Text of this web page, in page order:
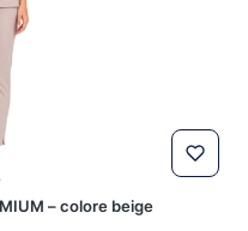
– colore beige